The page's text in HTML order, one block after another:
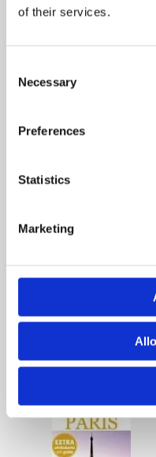
of their services.
Selection
Necessary
Preferences
Statistics
Marketing
Fri frakt vid 99.- kr.